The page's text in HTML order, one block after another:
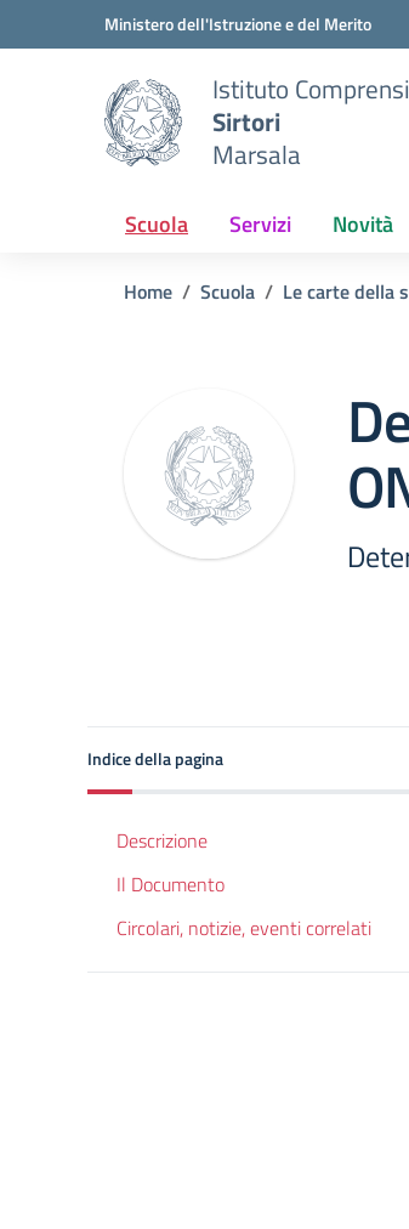
Vai ai contenuti
Vai al menu di navigazioneMinistero dell'Istruzione e del Merito
Istituto
Sirtori
Marsala
Scuola Servizi Novità
Home Scuola Le carte della
Indice della pagina
Descrizione
Il Documento
Circolari, notizie, eventi correlati